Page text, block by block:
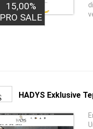
15,00%
PRO SALE
HADYS Exklusive